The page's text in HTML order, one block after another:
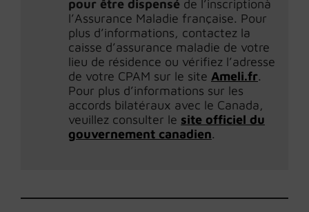
pour être dispensé de l’inscriptionà
l’Assurance Maladie française. Pour
plus d’informations, contactez la
caisse d’assurance maladie de votre
lieu de résidence ou vérifiez l’adresse
de votre CPAM sur le site Ameli.fr.
Pour plus d’informations sur les
accords bilatéraux avec le Canada,
veuillez consulter le site officiel du
gouvernement canadien.